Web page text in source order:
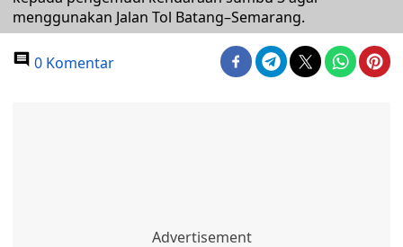
menggunakan Jalan Tol Batang–Semarang.
0 Komentar